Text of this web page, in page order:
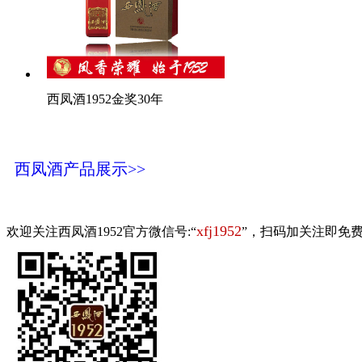
西凤酒1952金奖30年
西凤酒产品展示>>
欢迎关注西凤酒1952官方微信号:“xfj1952”，扫码加关注即免